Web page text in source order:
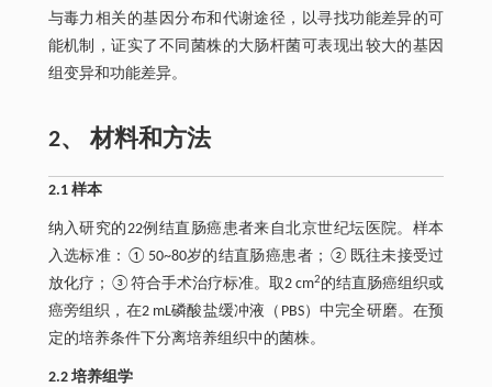
与毒力相关的基因分布和代谢途径，以寻找功能差异的可
能机制，证实了不同菌株的大肠杆菌可表现出较大的基因
组变异和功能差异。
2、 材料和方法
2.1 样本
纳入研究的22例结直肠癌患者来自北京世纪坛医院。样本
入选标准：①50~80岁的结直肠癌患者；②既往未接受过
放化疗；③符合手术治疗标准。取2 cm2的结直肠癌组织或
癌旁组织，在2 mL磷酸盐缓冲液（PBS）中完全研磨。在预
定的培养条件下分离培养组织中的菌株。
2.2 培养组学